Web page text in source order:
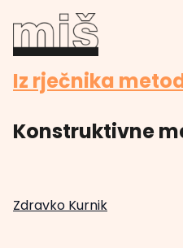
Iz rječnika
Konstruktivne
Zdravko Kurnik